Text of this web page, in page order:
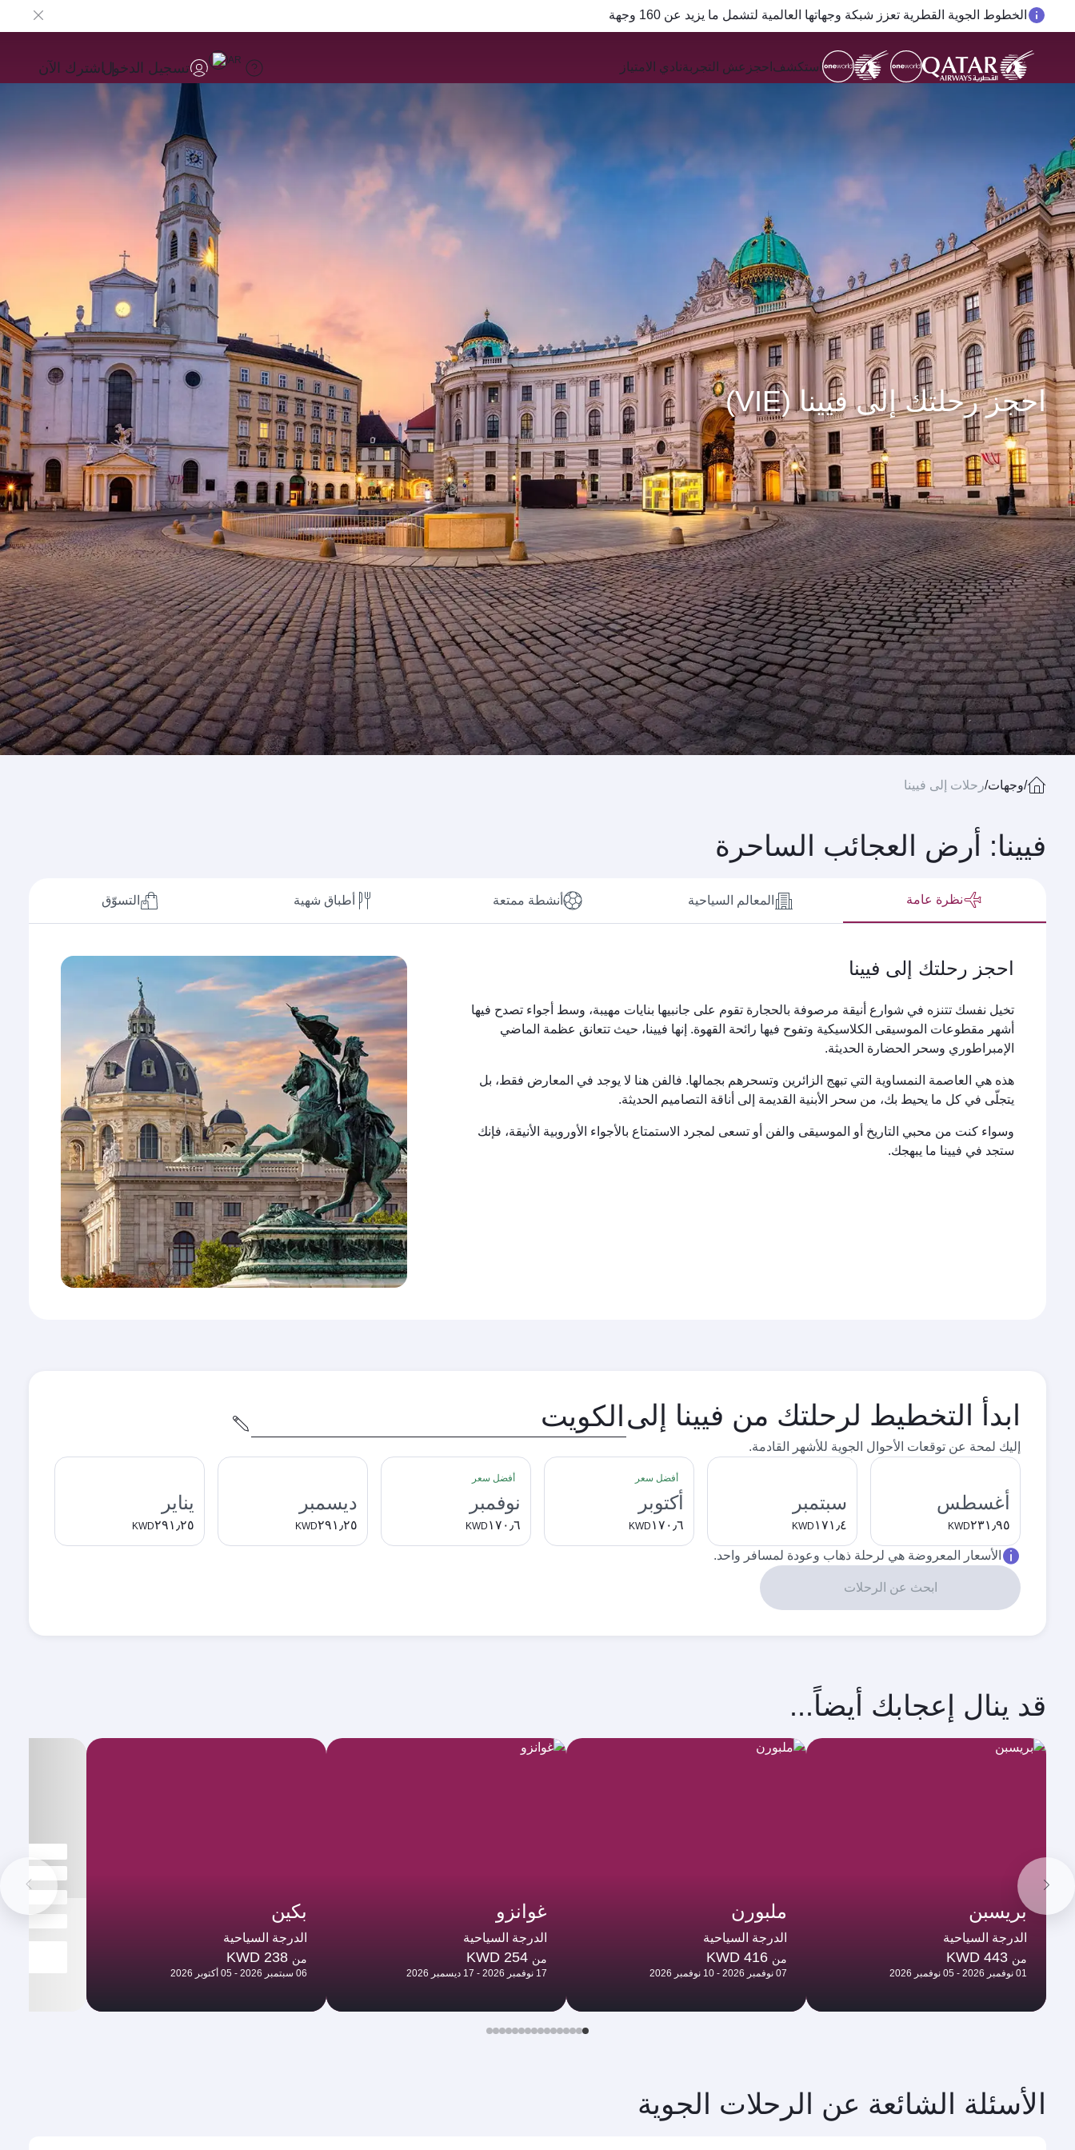
المسافرون بين الدوحة وأوكلاند على متن الرحلات الجوية رقم QR914 ورقم QR915
استكشف احجز عش التجربةنادي الامتياز AR تسجيل الدخولاشترك الآن
احجز رحلتك إلى فيينا (VIE)
/وجهات/رحلات إلى فيينا
فيينا: أرض العجائب الساحرة
نظرة عامة المعالم السياحية أنشطة ممتعة أطباق شهية التسوّق
احجز رحلتك إلى فيينا
تخيل نفسك تتنزه في شوارع أنيقة مرصوفة بالحجارة تقوم على جانبيها بنايات مهيبة، وسط أجواء تصدح فيها
أشهر مقطوعات الموسيقى الكلاسيكية وتفوح فيها رائحة القهوة. إنها فيينا، حيث تتعانق عظمة الماضي
الإمبراطوري وسحر الحضارة الحديثة.
هذه هي العاصمة النمساوية التي تبهج الزائرين وتسحرهم بجمالها. فالفن هنا لا يوجد في المعارض فقط، بل
يتجلّى في كل ما يحيط بك، من سحر الأبنية القديمة إلى أناقة التصاميم الحديثة.
وسواء كنت من محبي التاريخ أو الموسيقى والفن أو تسعى لمجرد الاستمتاع بالأجواء الأوروبية الأنيقة، فإنك
ستجد في فيينا ما يبهجك.
ابدأ التخطيط لرحلتك من فيينا إلى مدينة
المغادرة
إليك لمحة عن توقعات الأحوال الجوية للأشهر القادمة.
أغسطس
KWD٢٣١٫٩٥
سبتمبر
KWD ١٧١٫٤
أفضل سعر
أكتوبر
KWD ١٧٠٫٦
أفضل سعر
نوفمبر
KWD ١٧٠٫٦
ديسمبر
KWD٢٩١٫٢٥
يناير
KWD٢٩١٫٢٥
الأسعار المعروضة هي لرحلة ذهاب وعودة لمسافر واحد.
ابحث عن الرحلات
قد ينال إعجابك أيضاً...
بريسبن
الدرجة السياحية
من KWD 443
01 نوفمبر 2026 - 05 نوفمبر 2026
ملبورن
الدرجة السياحية
من KWD 416
07 نوفمبر 2026 - 10 نوفمبر 2026
غوانزو
الدرجة السياحية
من KWD 254
17 نوفمبر 2026 - 17 ديسمبر 2026
بكين
الدرجة السياحية
من KWD 238
06 سبتمبر 2026 - 05 أكتوبر 2026
الأسئلة الشائعة عن الرحلات الجوية